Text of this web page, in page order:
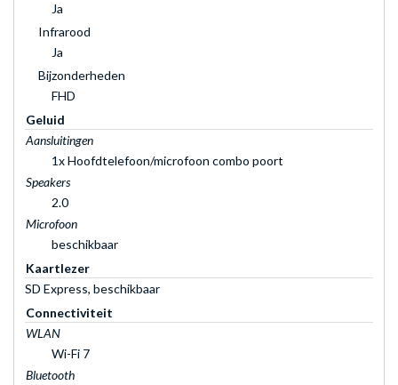
Ja
Infrarood
Ja
Bijzonderheden
FHD
Geluid
Aansluitingen
1x Hoofdtelefoon/microfoon combo poort
Speakers
2.0
Microfoon
beschikbaar
Kaartlezer
SD Express, beschikbaar
Connectiviteit
WLAN
Wi-Fi 7
Bluetooth